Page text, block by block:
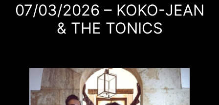
07/03/2026 – KOKO-JEAN
& THE TONICS